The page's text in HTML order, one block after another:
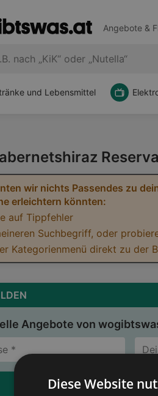
Angebote &
und Lebensmittel
wir nichts Passendes zu
erleichtern könnten:
auf Tippfehler
Suchbegriff, oder
Kategorienmenü direkt zu der
Angebote von
NEWSLETTER
Diese Website